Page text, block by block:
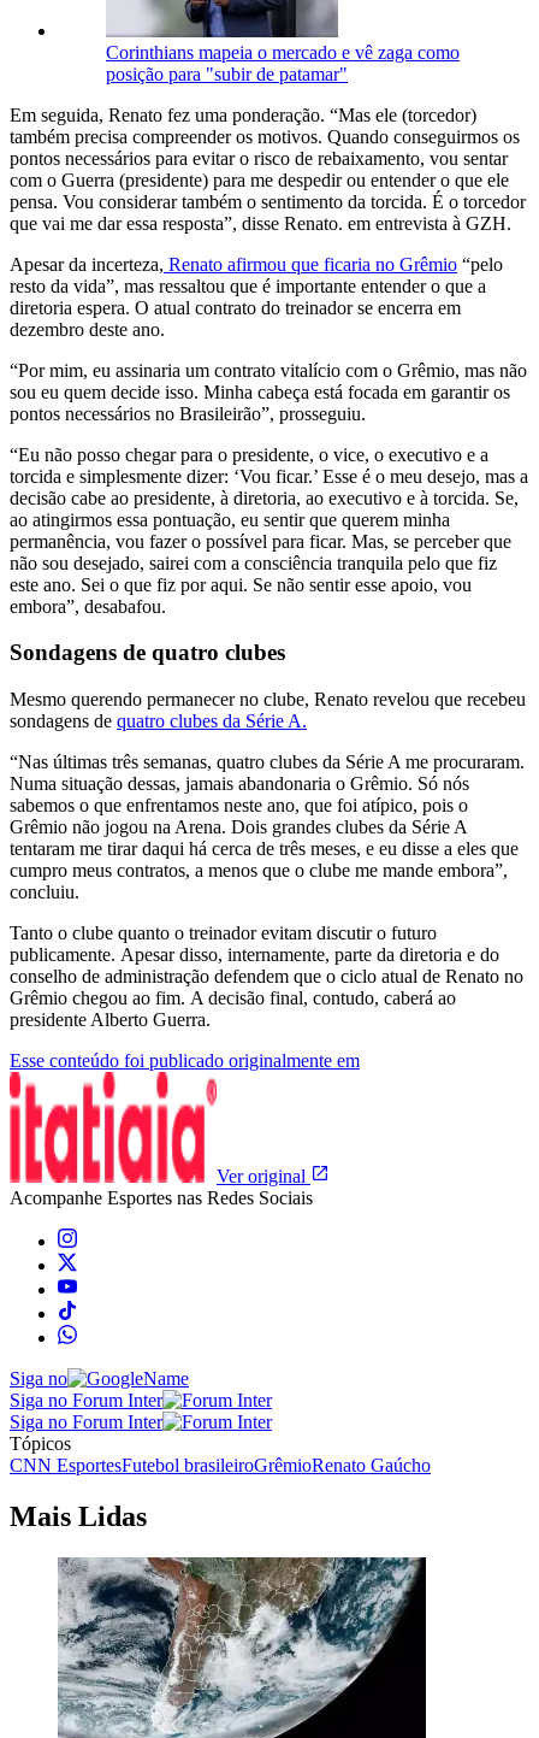
Corinthians mapeia o mercado e vê zaga como
posição para "subir de patamar"
Em seguida, Renato fez uma ponderação. “Mas ele (torcedor)
também precisa compreender os motivos. Quando conseguirmos os
pontos necessários para evitar o risco de rebaixamento, vou sentar
com o Guerra (presidente) para me despedir ou entender o que ele
pensa. Vou considerar também o sentimento da torcida. É o torcedor
que vai me dar essa resposta”, disse Renato. em entrevista à GZH.
Apesar da incerteza, Renato afirmou que ficaria no Grêmio “pelo
resto da vida”, mas ressaltou que é importante entender o que a
diretoria espera. O atual contrato do treinador se encerra em
dezembro deste ano.
“Por mim, eu assinaria um contrato vitalício com o Grêmio, mas não
sou eu quem decide isso. Minha cabeça está focada em garantir os
pontos necessários no Brasileirão”, prosseguiu.
“Eu não posso chegar para o presidente, o vice, o executivo e a
torcida e simplesmente dizer: ‘Vou ficar.’ Esse é o meu desejo, mas a
decisão cabe ao presidente, à diretoria, ao executivo e à torcida. Se,
ao atingirmos essa pontuação, eu sentir que querem minha
permanência, vou fazer o possível para ficar. Mas, se perceber que
não sou desejado, sairei com a consciência tranquila pelo que fiz
este ano. Sei o que fiz por aqui. Se não sentir esse apoio, vou
embora”, desabafou.
Sondagens de quatro clubes
Mesmo querendo permanecer no clube, Renato revelou que recebeu
sondagens de quatro clubes da Série A.
“Nas últimas três semanas, quatro clubes da Série A me procuraram.
Numa situação dessas, jamais abandonaria o Grêmio. Só nós
sabemos o que enfrentamos neste ano, que foi atípico, pois o
Grêmio não jogou na Arena. Dois grandes clubes da Série A
tentaram me tirar daqui há cerca de três meses, e eu disse a eles que
cumpro meus contratos, a menos que o clube me mande embora”,
concluiu.
Tanto o clube quanto o treinador evitam discutir o futuro
publicamente. Apesar disso, internamente, parte da diretoria e do
conselho de administração defendem que o ciclo atual de Renato no
Grêmio chegou ao fim. A decisão final, contudo, caberá ao
presidente Alberto Guerra.
Esse conteúdo foi publicado originalmente em
Ver original
Acompanhe Esportes nas Redes Sociais
Siga no
Siga no Forum Inter
Siga no Forum Inter
Tópicos
CNN EsportesFutebol brasileiroGrêmioRenato Gaúcho
Mais Lidas